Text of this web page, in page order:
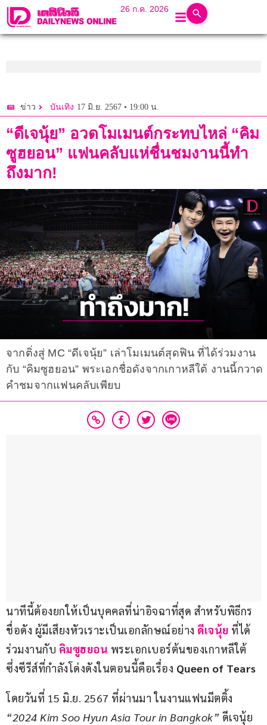
26 ก.ค. 2026
ข่าว บันเทิง 17 มิ.ย. 2567 • 19:00 น.
“ดีเจนุ้ย” อวดโมเมนต์กระทบไหล่ “คิม
ซูฮยอน” แฟนคลับแห่ชื่นชมงานนี้ทำ
ถึงมาก!
จากติ่งสู่ MC “ดีเจนุ้ย” เล่าโมเมนต์สุดฟิน ที่ได้ร่วมงาน
กับ “คิมซูฮยอน” พระเอกชื่อดังจากเกาหลีใต้ งานนี้กวาด
คำชมจากแฟนคลับเพียบ
นาทีนี้ต้องยกให้เป็นบุคคลที่น่าอิจฉาที่สุด สำหรับพิธีกร
ชื่อดัง ผู้มีเสียงหัวเราะเป็นเอกลักษณ์อย่าง ดีเจนุ้ย ที่ได้
ร่วมงานกับ คิมซูฮยอน พระเอกเบอร์ต้นของเกาหลีใต้
ซึ่งซีรีส์ที่กำลังโด่งดังในตอนนี้คือเรื่อง Queen of Tears
โดยวันที่ 15 มิ.ย. 2567 ที่ผ่านมา ในงานแฟนมีตติ้ง
“2024 Kim Soo Hyun Asia Tour in Bangkok” ดีเจนุ้ย